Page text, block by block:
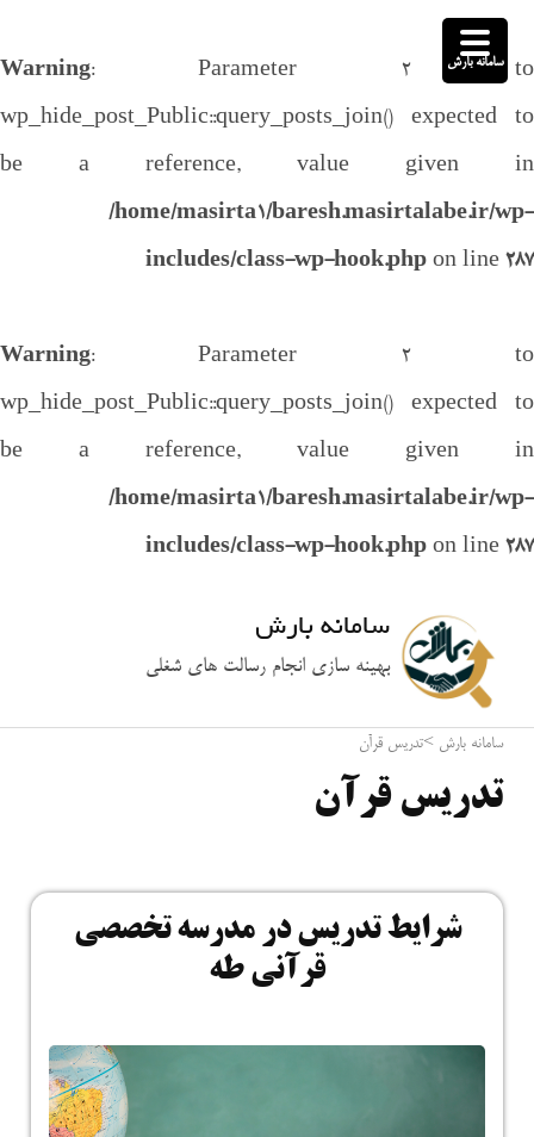
Warning: Parameter 2 to
wp_hide_post_Public::query_posts_join() expected to
be a reference, value given in
/home/masirta1/baresh.masirtalabe.ir/wp-
includes/class-wp-hook.php on line 287
Warning: Parameter 2 to
wp_hide_post_Public::query_posts_join() expected to
be a reference, value given in
/home/masirta1/baresh.masirtalabe.ir/wp-
includes/class-wp-hook.php on line 287
سامانه بارش
بهینه سازی انجام رسالت های شغلی
سامانه بارش >تدریس قرآن
تدریس قرآن
شرایط تدریس در مدرسه تخصصی
قرآنی طه
سامانه بارش